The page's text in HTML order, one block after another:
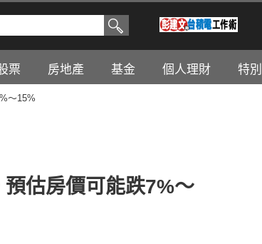
票 房地產 基金 個人理財 特
～15%
估房價可能跌7%～